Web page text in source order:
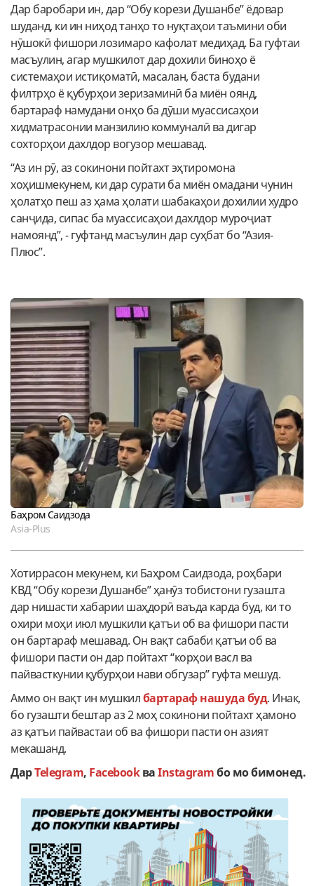
Дар баробари ин, дар “Обу корези Душанбе” ёдовар
шуданд, ки ин ниҳод танҳо то нуқтаҳои таъмини оби
нӯшокӣ фишори лозимаро кафолат медиҳад. Ба гуфтаи
масъулин, агар мушкилот дар дохили биноҳо ё
системаҳои истиқоматӣ, масалан, баста будани
филтрҳо ё қубурҳои зеризаминӣ ба миён оянд,
бартараф намудани онҳо ба дӯши муассисаҳои
хидматрасонии манзилию коммуналӣ ва дигар
сохторҳои дахлдор вогузор мешавад.
“Аз ин рӯ, аз сокинони пойтахт эҳтиромона
хоҳишмекунем, ки дар сурати ба миён омадани чунин
ҳолатҳо пеш аз ҳама ҳолати шабакаҳои дохилии худро
санҷида, сипас ба муассисаҳои дахлдор муроҷиат
намоянд”, - гуфтанд масъулин дар суҳбат бо “Азия-
Плюс”.
Баҳром Саидзода
Asia-Plus
Хотиррасон мекунем, ки Баҳром Саидзода, роҳбари
КВД “Обу корези Душанбе” ҳанӯз тобистони гузашта
дар нишасти хабарии шаҳдорӣ ваъда карда буд, ки то
охири моҳи июл мушкили қатъи об ва фишори пасти
он бартараф мешавад. Он вақт сабаби қатъи об ва
фишори пасти он дар пойтахт “корҳои васл ва
пайвасткунии қубурҳои нави обгузар” гуфта мешуд.
Аммо он вақт ин мушкилбартараф нашуда буд. Инак,
бо гузашти бештар аз 2 моҳ сокинони пойтахт ҳамоно
аз қатъи пайвастаи об ва фишори пасти он азият
мекашанд.
ДарTelegram, FacebookваInstagramбо мо бимонед.